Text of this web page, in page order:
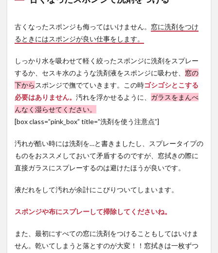
古くなったスポンジも侮ってはいけません。 窓に洗剤をつけ
るときにはスポンジが良い仕事をします。
しっかり水を吸わせて軽く絞ったスポンジに洗剤をスプレー
するか、セスキ水のような洗剤液をスポンジに吸わせ、 窓の
下から スポンジで撫でていきます。この時ゴシゴシとこする
必要はありません。 汚れを浮かせるように、 ガラスをまんべ
んなく湿らせてください。
[box class=”pink_box” title=”洗剤を使う注意点”]
汚れが酷い時には洗剤を…と書きましたし、スプレータイプの
ものをおススメしておいて矛盾するのですが、窓拭きの際に
直接ガラスにスプレーするのは避けたほうが良いです。
液だれをして汚れが余計にこびりついてしまいます。
スポンジや布にスプレーして掃除してくださいね。
また、最初にすべての窓に洗剤をつけることもしてはいけま
せん。乾いてしまうと落とすのが大変！！窓拭きは一枚ずつ